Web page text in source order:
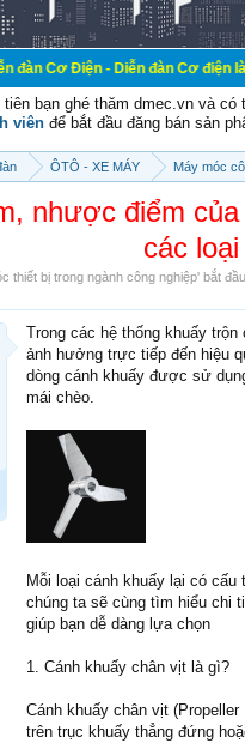
- Diễn đàn Cơ điện là nơi
tiên bạn ghé thăm dmec.vn và
viên để bắt đầu đăng bán sản
ÔTÔ - XE MÁY Máy móc
nhược điểm
các
thiết bị trong ngành công nghiệp' bắt
Trong các hệ thống khuấy
ảnh hưởng trực tiếp đến hiệu
dòng cánh khuấy được sử
mái chèo.
Mỗi loại cánh khuấy lại có
chúng ta sẽ cùng tìm hiểu chi
giúp bạn dễ dàng lựa chọn
1. Cánh khuấy chân vịt là gì?
Cánh khuấy chân vịt
trên trục khuấy thẳng đứng